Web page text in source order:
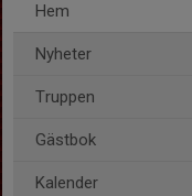
Hem
Nyheter
Truppen
Gästbok
Kalender